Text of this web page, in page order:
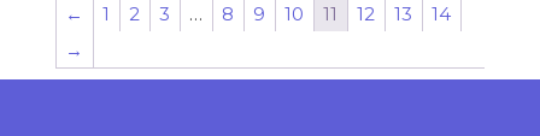
← 1 2 3 … 8 9 10 11 12 13
14
→